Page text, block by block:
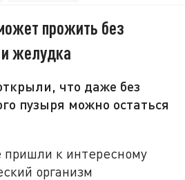
прожить без
желудка
что даже без
пузыря можно остаться
к интересному
организм